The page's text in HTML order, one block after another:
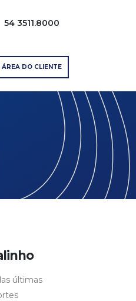
54 3511.8000
ÁREA DO CLIENTE
últimas